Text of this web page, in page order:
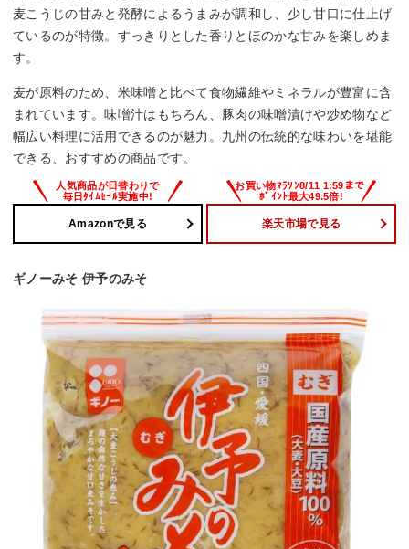
麦こうじの甘みと発酵によるうまみが調和し、少し甘口に仕上げ
ているのが特徴。すっきりとした香りとほのかな甘みを楽しめま
す。
麦が原料のため、米味噌と比べて食物繊維やミネラルが豊富に含
まれています。味噌汁はもちろん、豚肉の味噌漬けや炒め物など
幅広い料理に活用できるのが魅力。九州の伝統的な味わいを堪能
できる、おすすめの商品です。
Amazonで見る 楽天市場で見る
ギノーみそ 伊予のみそ